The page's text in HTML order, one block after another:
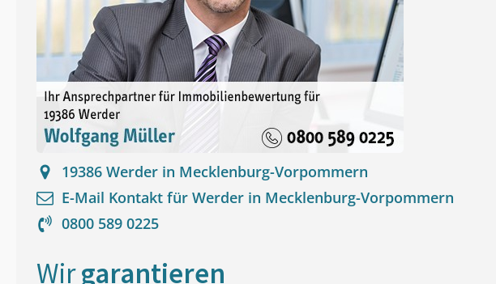
19386 Werder in Mecklenburg-Vorpommern
E-Mail Kontakt für Werder in Mecklenburg-Vorpommern
0800 589 0225
Wirgarantieren